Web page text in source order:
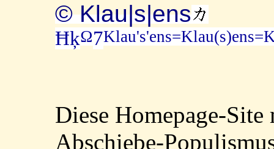
© Klau|s|ens
ĦķΩ7
Diese Homepage-
Abschiebe-